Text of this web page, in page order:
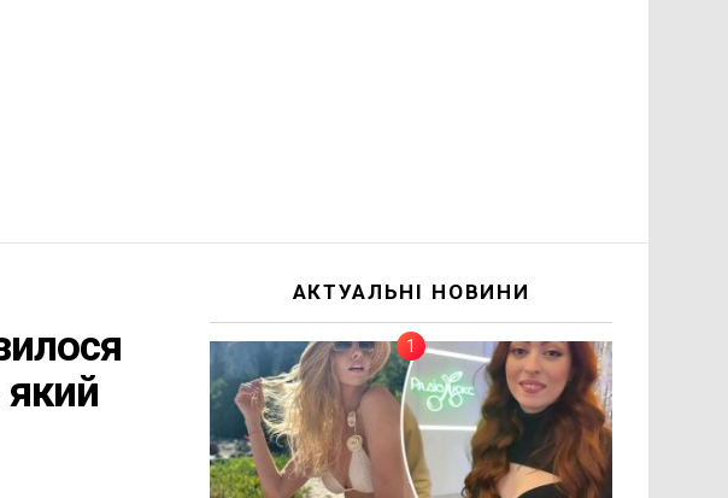
який
АКТУАЛЬНІ НОВИНИ